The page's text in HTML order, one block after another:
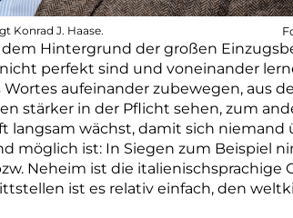
Konrad J. Haase.
Hintergrund der großen
perfekt sind und voneinander
aufeinander zubewegen, aus
stärker in der Pflicht sehen, zum
langsam wächst, damit sich niemand
möglich ist: In Siegen zum Beispiel
Neheim ist die italienischsprachige
ist es relativ einfach, den